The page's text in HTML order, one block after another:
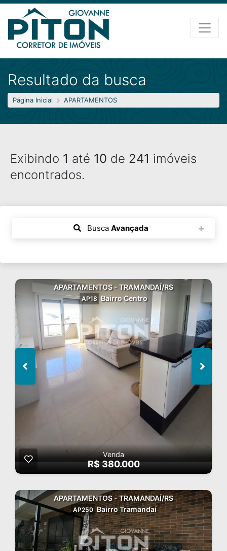
Resultado da busca
Página Inicial APARTAMENTOS
Exibindo 1 até 10 de 241 imóveis
encontrados.
Busca Avançada
APARTAMENTOS - TRAMANDAÍ/RS
AP18 Bairro Centro
Venda
R$ 380.000
APARTAMENTOS - TRAMANDAÍ/RS
AP250 Bairro Tramandaí